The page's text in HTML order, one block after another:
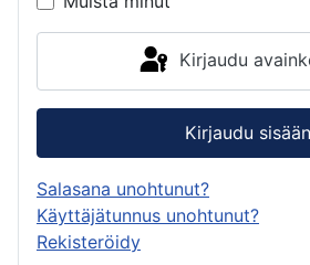
Kirjaudu
Kirjaudu sisään
Salasana unohtunut?
Käyttäjätunnus unohtunut?
Rekisteröidy